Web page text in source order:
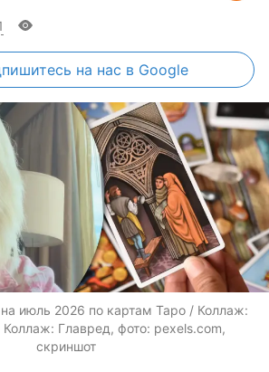
на нас в Google
июль 2026 по картам Таро / Коллаж:
Коллаж: Главред, фото: pexels.com,
скриншот